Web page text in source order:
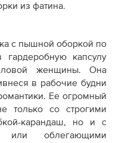
из фатина.
с пышной оборкой по
капсулу
женщины. Она
в рабочие будни
Ее огромный
только со строгими
карандаш, но и с
или облегающими